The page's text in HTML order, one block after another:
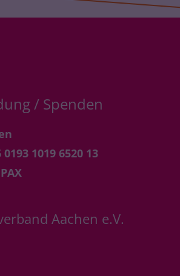
/ Spenden
1019 6520 13
Aachen e.V.